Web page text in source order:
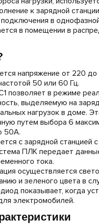
к зарядной
в
в помещении в
напряжение от 220
50 или 60 Гц.
позволяет в режиме
выделяемую на
нагрузок в доме.
путем выбора 6
50А.
с зарядной
ПЛК передает
тока.
осуществляется
и зеленого цвета в
показывает, когда
электромобилей.